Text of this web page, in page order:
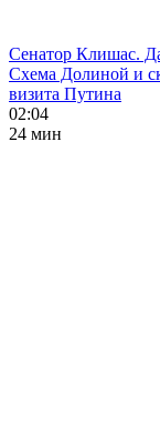
Сенатор Клишас.
Схема Долиной и
визита Путина
02:04
24 мин